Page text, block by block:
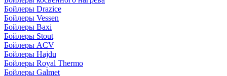
Бойлеры Drazice
Бойлеры Vessen
Бойлеры Baxi
Бойлеры Stout
Бойлеры ACV
Бойлеры Hajdu
Бойлеры Royal Thermo
Бойлеры Galmet